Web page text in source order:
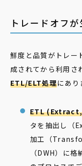
トレードオフ
鮮度と品質がトレー
成されてから利用さ
ETL/ELT処理にあり
ETL
タを抽出し（
加工（
（DWH）に